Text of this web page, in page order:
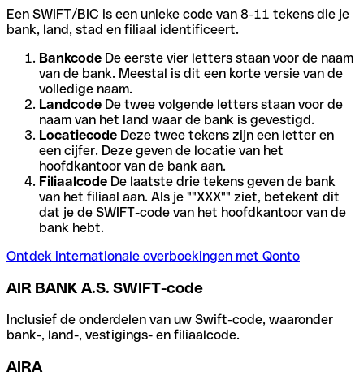
Een SWIFT/BIC is een unieke code van 8-11 tekens die je
bank, land, stad en filiaal identificeert.
Bankcode De eerste vier letters staan voor de naam
van de bank. Meestal is dit een korte versie van de
volledige naam.
Landcode De twee volgende letters staan voor de
naam van het land waar de bank is gevestigd.
Locatiecode Deze twee tekens zijn een letter en
een cijfer. Deze geven de locatie van het
hoofdkantoor van de bank aan.
Filiaalcode De laatste drie tekens geven de bank
van het filiaal aan. Als je ""XXX"" ziet, betekent dit
dat je de SWIFT-code van het hoofdkantoor van de
bank hebt.
Ontdek internationale overboekingen met Qonto
AIR BANK A.S. SWIFT-code
Inclusief de onderdelen van uw Swift-code, waaronder
bank-, land-, vestigings- en filiaalcode.
AIRA